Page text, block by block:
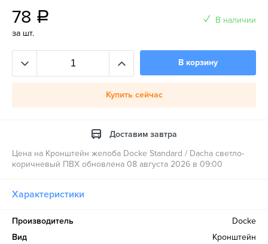
78 a
за шт.
В наличии
В корзину
Купить сейчас
Доставим завтра
Цена на Кронштейн желоба Docke Standard / Dacha светло-
коричневый ПВХ обновлена 08 августа 2026 в 09:00
Характеристики
Производитель
Docke
Вид
Кронштейн